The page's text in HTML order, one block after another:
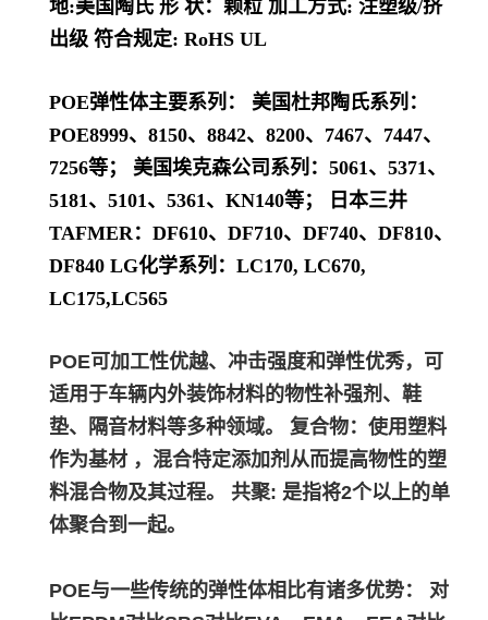
地:美国陶氏 形 状：颗粒 加工方式: 注塑级/挤
出级 符合规定: RoHS UL
POE弹性体主要系列： 美国杜邦陶氏系列：
POE8999、8150、8842、8200、7467、7447、
7256等； 美国埃克森公司系列：5061、5371、
5181、5101、5361、KN140等； 日本三井
TAFMER：DF610、DF710、DF740、DF810、
DF840 LG化学系列：LC170, LC670,
LC175,LC565
POE可加工性优越、冲击强度和弹性优秀，可
适用于车辆内外装饰材料的物性补强剂、鞋
垫、隔音材料等多种领域。 复合物：使用塑料
作为基材 ，混合特定添加剂从而提高物性的塑
料混合物及其过程。 共聚: 是指将2个以上的单
体聚合到一起。
POE与一些传统的弹性体相比有诸多优势： 对